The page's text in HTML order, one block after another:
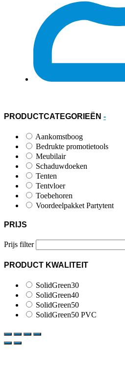
PRODUCTCATEGORIEËN -
Aankomstboog
Bedrukte promotietools
Meubilair
Schaduwdoeken
Tenten
Tentvloer
Toebehoren
Voordeelpakket Partytent
PRIJS
Prijs filter
PRODUCT KWALITEIT
SolidGreen30
SolidGreen40
SolidGreen50
SolidGreen50 PVC